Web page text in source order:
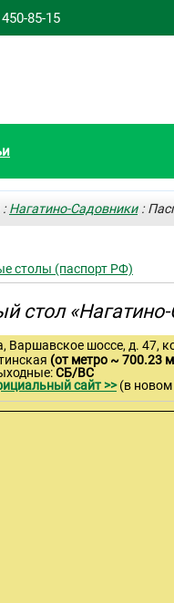
85-15
:Нагатино-Садовники:
столы (паспорт РФ)
стол
Варшавское шоссе, д. 47,
(от метро ~ 700.23
СБ/ВС
сайт >>(в новом